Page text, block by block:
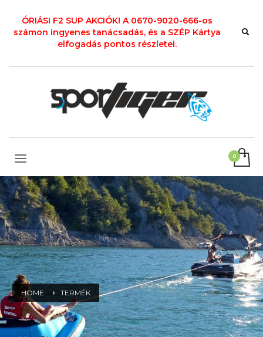
ÓRIÁSI F2 SUP AKCIÓK! A 0670-9020-666-os
számon ingyenes tanácsadás, és a SZÉP Kártya
elfogadás pontos részletei.
HOME TERMÉK